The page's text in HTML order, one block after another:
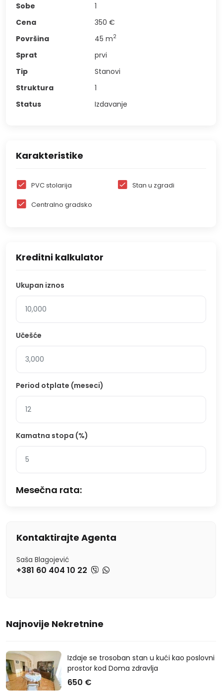
Sobe
1
Cena
350 €
Površina
45 m2
Sprat
prvi
Tip
Stanovi
Struktura
1
Status
Izdavanje
Karakteristike
PVC stolarija Stan u zgradi
Centralno gradsko
Kreditni kalkulator
Ukupan iznos
Učešće
Period otplate (meseci)
Kamatna stopa (%)
Mesečna rata:
Kontaktirajte Agenta
Saša Blagojević
+381 60 404 10 22
Najnovije Nekretnine
Izdaje se trosoban stan u kući kao poslovni
prostor kod Doma zdravlja
650 €